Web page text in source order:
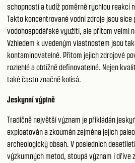
schopností a tudíž poměrně rychlou reakcí
Takto koncentrované vodní zdroje jsou sice
vodohospodářské využití, ale přitom velmi
Vzhledem k uvedeným vlastnostem jsou
kontaminovatelné. Přitom jejich zdrojové
rozlehlé a obtížně definovatelné. Nejen
také často značně kolísá.
Jeskynní výplně
Tradičně největší význam je přikládán
exploatován a zkoumán zejména jejich
archeologický obsah. V posledních
výzkumných metod, stoupá význam i dříve